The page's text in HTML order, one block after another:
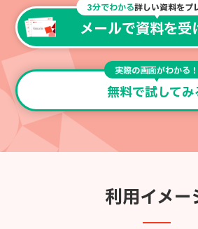
3分でわかる詳しい資料をプ
メールで資料を受
実際の画面がわかる！
無料で試してみ
利用イメー